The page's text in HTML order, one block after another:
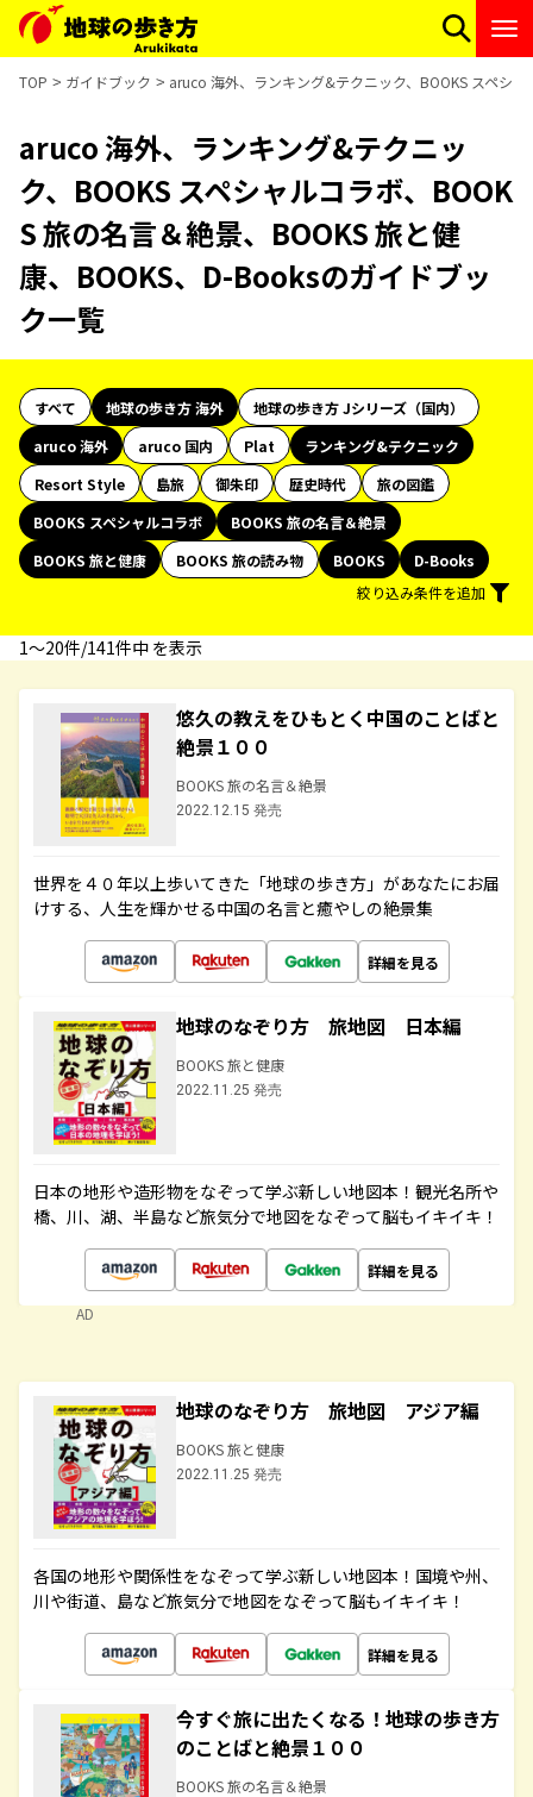
TOP ガイドブック aruco 海外、ランキング&テクニック、BOOKS スペシ
aruco 海外、ランキング&テクニッ
ク、BOOKS スペシャルコラボ、BOOK
S 旅の名言＆絶景、BOOKS 旅と健
康、BOOKS、D-Booksのガイドブッ
ク一覧
すべて 地球の歩き方 海外
地球の歩き方 Jシリーズ（国内）
aruco 海外
aruco 国内 Plat
ランキング&テクニック
Resort Style
島旅 御朱印 歴史時代
旅の図鑑
BOOKS スペシャルコラボ
BOOKS 旅の名言＆絶景
BOOKS 旅と健康
BOOKS 旅の読み物 BOOKS
D-Books
絞り込み条件を追加
1〜20件/141件中 を表示
悠久の教えをひもとく中国のことばと
絶景１００
BOOKS 旅の名言＆絶景
2022.12.15 発売
世界を４０年以上歩いてきた「地球の歩き方」があなたにお届
けする、人生を輝かせる中国の名言と癒やしの絶景集
詳細を見る
地球のなぞり方 旅地図 日本編
BOOKS 旅と健康
2022.11.25 発売
日本の地形や造形物をなぞって学ぶ新しい地図本！観光名所や
橋、川、湖、半島など旅気分で地図をなぞって脳もイキイキ！
詳細を見る
AD
地球のなぞり方 旅地図 アジア編
BOOKS 旅と健康
2022.11.25 発売
各国の地形や関係性をなぞって学ぶ新しい地図本！国境や州、
川や街道、島など旅気分で地図をなぞって脳もイキイキ！
詳細を見る
今すぐ旅に出たくなる！地球の歩き方
のことばと絶景１００
BOOKS 旅の名言＆絶景